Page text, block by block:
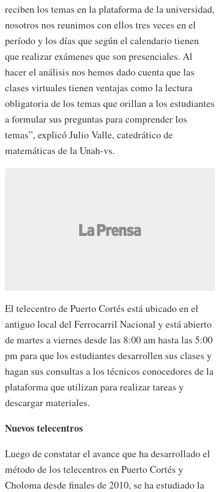
reciben los temas en la plataforma de la universidad,
nosotros nos reunimos con ellos tres veces en el
período y los días que según el calendario tienen
que realizar exámenes que son presenciales. Al
hacer el análisis nos hemos dado cuenta que las
clases virtuales tienen ventajas como la lectura
obligatoria de los temas que orillan a los estudiantes
a formular sus preguntas para comprender los
temas”, explicó Julio Valle, catedrático de
matemáticas de la Unah-vs.
El telecentro de Puerto Cortés está ubicado en el
antiguo local del Ferrocarril Nacional y está abierto
de martes a viernes desde las 8:00 am hasta las 5:00
pm para que los estudiantes desarrollen sus clases y
hagan sus consultas a los técnicos conocedores de la
plataforma que utilizan para realizar tareas y
descargar materiales.
Nuevos telecentros
Luego de constatar el avance que ha desarrollado el
método de los telecentros en Puerto Cortés y
Choloma desde finales de 2010, se ha estudiado la